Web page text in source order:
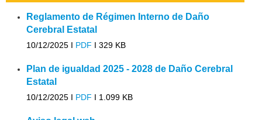
Reglamento de Régimen Interno de Daño
Cerebral Estatal
10/12/2025 I PDF I 329 KB
Plan de igualdad 2025 - 2028 de Daño Cerebral
Estatal
10/12/2025 I PDF I 1.099 KB